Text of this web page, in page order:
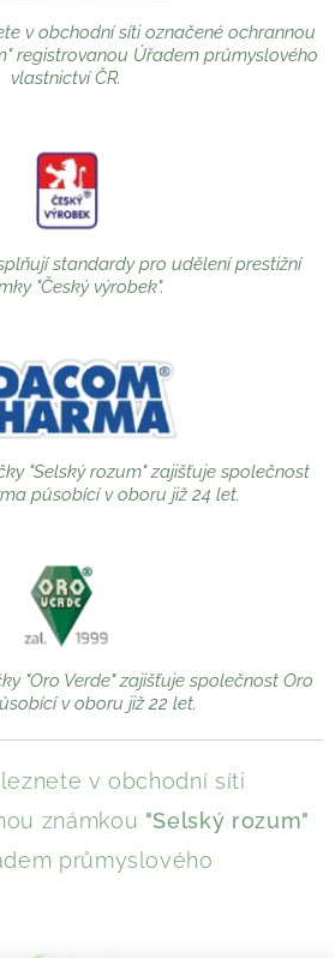
v obchodní síti označené ochrannou
registrovanou Úřadem průmyslového
vlastnictví ČR.
standardy pro udělení prestižní
"Český výrobek".
"Selský rozum" zajišťuje společnost
působící v oboru již 24 let.
"Oro Verde" zajišťuje společnost Oro
v oboru již 22 let.
v obchodní síti
známkou "Selský rozum"
průmyslového